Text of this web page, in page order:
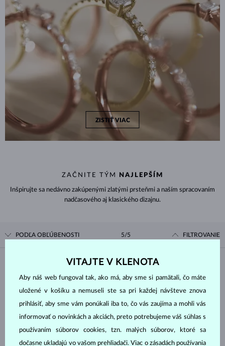
ZISTIŤ VIAC
ZAČNITE TÝM NAJLEPŠÍM
Inšpirujte sa nedávno zakúpenými zlatými prsteňmi a naším spracovaním
nadčasového aj klasického dizajnu.
PODĽA OBĽÚBENOSTI 5/5 FILTROVANIE
BIELE ZLATO ŽLTÉ ZLATO
RUŽOVÉ ZLATO
Drahokam
VITAJTE V KLENOTA
Aby náš web fungoval tak, ako má, aby sme si pamätali, čo máte
uložené v košíku a nemuseli ste sa pri každej návšteve znova
prihlásiť, aby sme vám ponúkali iba to, čo vás zaujíma a mohli vás
informovať o novinkách a akciách, preto potrebujeme váš súhlas s
používaním súborov cookies, tzn. malých súborov, ktoré sa
dočasne ukladajú vo vašom prehliadači. Viac o zásadách používania